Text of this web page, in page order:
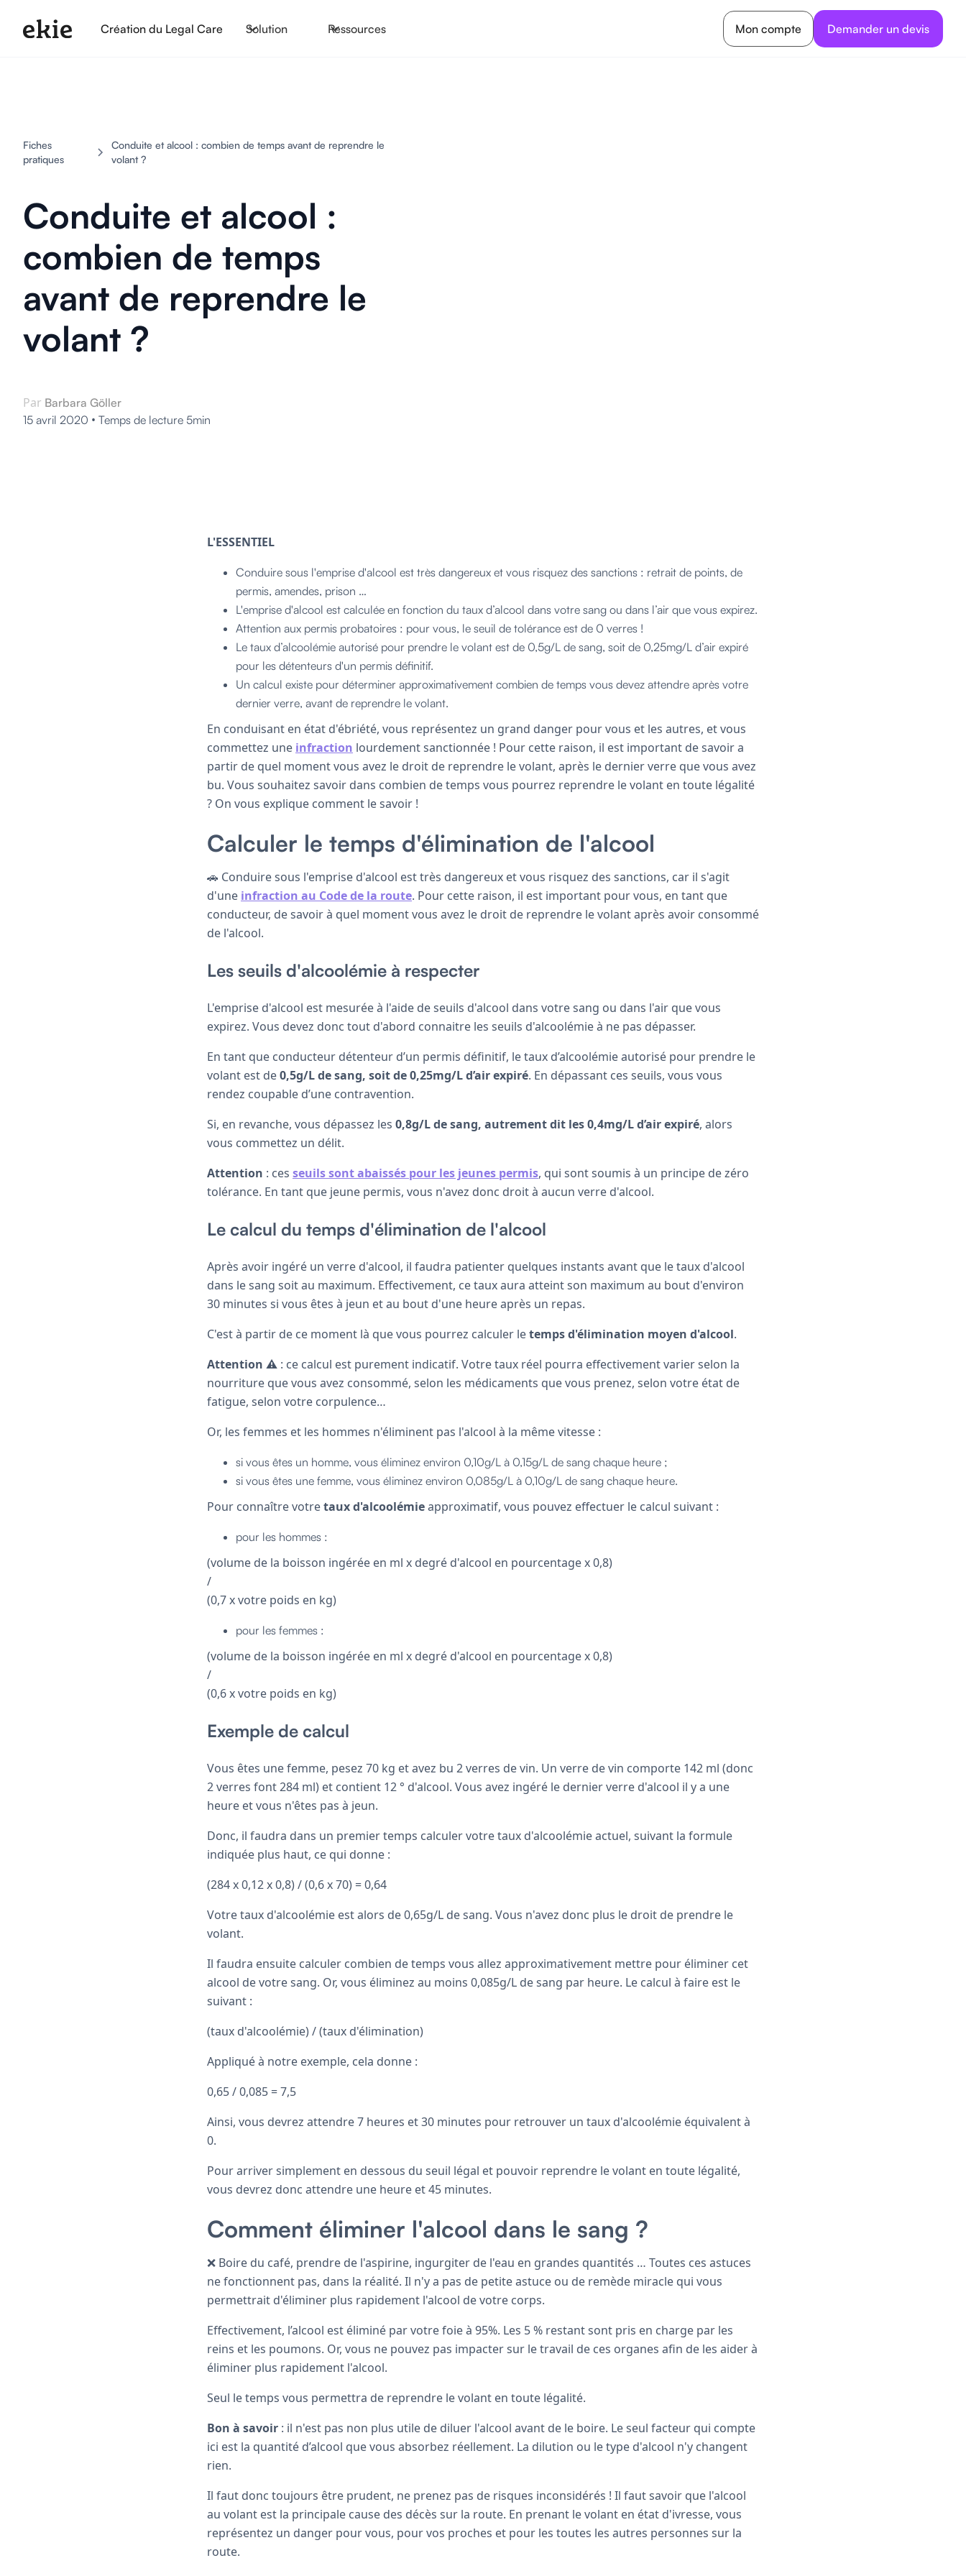
Création du Legal Care Solution Ressources Mon compte Demander un devis
Fiches
pratiques
Conduite et alcool : combien de temps avant de reprendre le
volant ?
Conduite et alcool :
combien de temps
avant de reprendre le
volant ?
Par Barbara Göller
15 avril 2020 • Temps de lecture 5min
L'ESSENTIEL
Conduire sous l'emprise d'alcool est très dangereux et vous risquez des sanctions : retrait de points, de
permis, amendes, prison …
L'emprise d'alcool est calculée en fonction du taux d’alcool dans votre sang ou dans l’air que vous expirez.
Attention aux permis probatoires : pour vous, le seuil de tolérance est de 0 verres !
Le taux d’alcoolémie autorisé pour prendre le volant est de 0,5g/L de sang, soit de 0,25mg/L d’air expiré
pour les détenteurs d'un permis définitif.
Un calcul existe pour déterminer approximativement combien de temps vous devez attendre après votre
dernier verre, avant de reprendre le volant.
En conduisant en état d'ébriété, vous représentez un grand danger pour vous et les autres, et vous
commettez une infraction lourdement sanctionnée ! Pour cette raison, il est important de savoir a
partir de quel moment vous avez le droit de reprendre le volant, après le dernier verre que vous avez
bu. Vous souhaitez savoir dans combien de temps vous pourrez reprendre le volant en toute légalité
? On vous explique comment le savoir !
Calculer le temps d'élimination de l'alcool
🚗 Conduire sous l'emprise d'alcool est très dangereux et vous risquez des sanctions, car il s'agit
d'une infraction au Code de la route. Pour cette raison, il est important pour vous, en tant que
conducteur, de savoir à quel moment vous avez le droit de reprendre le volant après avoir consommé
de l'alcool.
Les seuils d'alcoolémie à respecter
L'emprise d'alcool est mesurée à l'aide de seuils d'alcool dans votre sang ou dans l'air que vous
expirez. Vous devez donc tout d'abord connaitre les seuils d'alcoolémie à ne pas dépasser.
En tant que conducteur détenteur d’un permis définitif, le taux d’alcoolémie autorisé pour prendre le
volant est de0,5g/L de sang, soit de 0,25mg/L d’air expiré. En dépassant ces seuils, vous vous
rendez coupable d’une contravention.
Si, en revanche, vous dépassez les 0,8g/L de sang, autrement dit les 0,4mg/L d’air expiré, alors
vous commettez un délit.
Attention : ces seuils sont abaissés pour les jeunes permis, qui sont soumis à un principe de zéro
tolérance. En tant que jeune permis, vous n'avez donc droit à aucun verre d'alcool.
Le calcul du temps d'élimination de l'alcool
Après avoir ingéré un verre d'alcool, il faudra patienter quelques instants avant que le taux d'alcool
dans le sang soit au maximum. Effectivement, ce taux aura atteint son maximum au bout d'environ
30 minutes si vous êtes à jeun et au bout d'une heure après un repas.
C'est à partir de ce moment là que vous pourrez calculer letemps d'élimination moyen d'alcool.
Attention ⚠️ : ce calcul est purement indicatif. Votre taux réel pourra effectivement varier selon la
nourriture que vous avez consommé, selon les médicaments que vous prenez, selon votre état de
fatigue, selon votre corpulence…
Or, les femmes et les hommes n'éliminent pas l'alcool à la même vitesse :
si vous êtes un homme, vous éliminez environ 0,10g/L à 0,15g/L de sang chaque heure ;
si vous êtes une femme, vous éliminez environ 0,085g/L à 0,10g/L de sang chaque heure.
Pour connaître votretaux d'alcoolémieapproximatif, vous pouvez effectuer le calcul suivant :
pour les hommes :
(volume de la boisson ingérée en ml x degré d'alcool en pourcentage x 0,8)
/
(0,7 x votre poids en kg)
pour les femmes :
(volume de la boisson ingérée en ml x degré d'alcool en pourcentage x 0,8)
/
(0,6 x votre poids en kg)
Exemple de calcul
Vous êtes une femme, pesez 70 kg et avez bu 2 verres de vin. Un verre de vin comporte 142 ml (donc
2 verres font 284 ml) et contient 12 ° d'alcool. Vous avez ingéré le dernier verre d'alcool il y a une
heure et vous n'êtes pas à jeun.
Donc, il faudra dans un premier temps calculer votre taux d'alcoolémie actuel, suivant la formule
indiquée plus haut, ce qui donne :
(284 x 0,12 x 0,8) / (0,6 x 70) = 0,64
Votre taux d'alcoolémie est alors de 0,65g/L de sang. Vous n'avez donc plus le droit de prendre le
volant.
Il faudra ensuite calculer combien de temps vous allez approximativement mettre pour éliminer cet
alcool de votre sang. Or, vous éliminez au moins 0,085g/L de sang par heure. Le calcul à faire est le
suivant :
(taux d'alcoolémie) / (taux d'élimination)
Appliqué à notre exemple, cela donne :
0,65 / 0,085 = 7,5
Ainsi, vous devrez attendre 7 heures et 30 minutes pour retrouver un taux d'alcoolémie équivalent à
0.
Pour arriver simplement en dessous du seuil légal et pouvoir reprendre le volant en toute légalité,
vous devrez donc attendre une heure et 45 minutes.
Comment éliminer l'alcool dans le sang ?
❌ Boire du café, prendre de l'aspirine, ingurgiter de l'eau en grandes quantités … Toutes ces astuces
ne fonctionnent pas, dans la réalité. Il n'y a pas de petite astuce ou de remède miracle qui vous
permettrait d'éliminer plus rapidement l'alcool de votre corps.
Effectivement, l’alcool est éliminé par votre foie à 95%. Les 5 % restant sont pris en charge par les
reins et les poumons. Or, vous ne pouvez pas impacter sur le travail de ces organes afin de les aider à
éliminer plus rapidement l'alcool.
Seul le temps vous permettra de reprendre le volant en toute légalité.
Bon à savoir : il n'est pas non plus utile de diluer l'alcool avant de le boire. Le seul facteur qui compte
ici est la quantité d’alcool que vous absorbez réellement. La dilution ou le type d'alcool n'y changent
rien.
Il faut donc toujours être prudent, ne prenez pas de risques inconsidérés ! Il faut savoir que l'alcool
au volant est la principale cause des décès sur la route. En prenant le volant en état d'ivresse, vous
représentez un danger pour vous, pour vos proches et pour les toutes les autres personnes sur la
route.